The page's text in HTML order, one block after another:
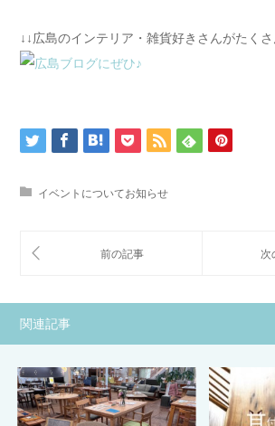
↓↓広島のインテリア・雑貨好きさんがたく
イベントについてお知らせ
関連記事